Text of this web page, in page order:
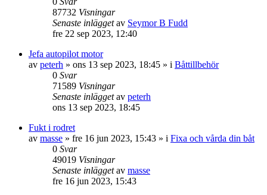
87732 Visningar
Senaste inläggetav Seymor B Fudd
fre 22 sep 2023, 12:40
Jefa autopilot motor
av peterh » ons 13 sep 2023, 18:45 » i Båttillbehör
0 Svar
71589 Visningar
Senaste inläggetav peterh
ons 13 sep 2023, 18:45
Fukt i rodret
av masse » fre 16 jun 2023, 15:43 » i Fixa och vårda din båt
0 Svar
49019 Visningar
Senaste inläggetav masse
fre 16 jun 2023, 15:43